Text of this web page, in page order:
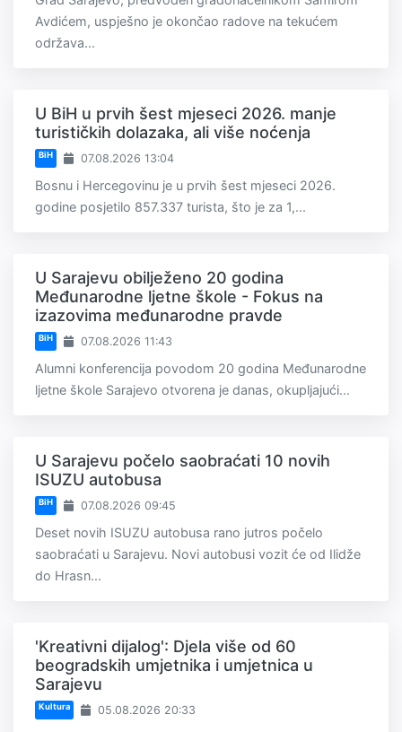
Avdićem, uspješno je okončao radove na tekućem
održava...
U BiH u prvih šest mjeseci 2026. manje
turističkih dolazaka, ali više noćenja
BiH 07.08.2026 13:04
Bosnu i Hercegovinu je u prvih šest mjeseci 2026.
godine posjetilo 857.337 turista, što je za 1,...
U Sarajevu obilježeno 20 godina
Međunarodne ljetne škole - Fokus na
izazovima međunarodne pravde
BiH 07.08.2026 11:43
Alumni konferencija povodom 20 godina Međunarodne
ljetne škole Sarajevo otvorena je danas, okupljajući...
U Sarajevu počelo saobraćati 10 novih
ISUZU autobusa
BiH 07.08.2026 09:45
Deset novih ISUZU autobusa rano jutros počelo
saobraćati u Sarajevu. Novi autobusi vozit će od Ilidže
do Hrasn...
'Kreativni dijalog': Djela više od 60
beogradskih umjetnika i umjetnica u
Sarajevu
Kultura 05.08.2026 20:33